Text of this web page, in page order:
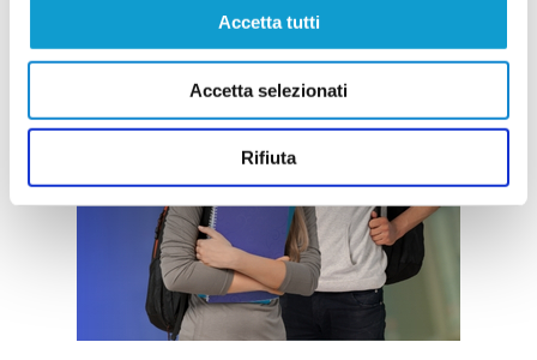
Accetta tutti
Accetta selezionati
Rifiuta